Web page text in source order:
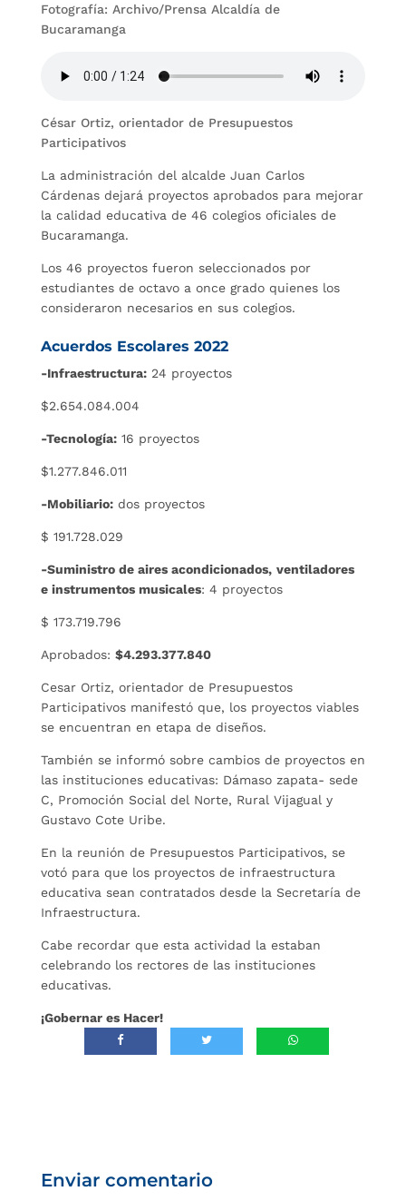
Fotografía: Archivo/Prensa Alcaldía de
Bucaramanga
César Ortiz, orientador de Presupuestos
Participativos
La administración del alcalde Juan Carlos
Cárdenas dejará proyectos aprobados para mejorar
la calidad educativa de 46 colegios oficiales de
Bucaramanga.
Los 46 proyectos fueron seleccionados por
estudiantes de octavo a once grado quienes los
consideraron necesarios en sus colegios.
Acuerdos Escolares 2022
-Infraestructura:24 proyectos
$2.654.084.004
-Tecnología:16 proyectos
$1.277.846.011
-Mobiliario:dos proyectos
$ 191.728.029
-Suministro de aires acondicionados, ventiladores
e instrumentos musicales: 4 proyectos
$ 173.719.796
Aprobados: $4.293.377.840
Cesar Ortiz, orientador de Presupuestos
Participativos manifestó que, los proyectos viables
se encuentran en etapa de diseños.
También se informó sobre cambios de proyectos en
las instituciones educativas: Dámaso zapata- sede
C, Promoción Social del Norte, Rural Vijagual y
Gustavo Cote Uribe.
En la reunión de Presupuestos Participativos, se
votó para que los proyectos de infraestructura
educativa sean contratados desde la Secretaría de
Infraestructura.
Cabe recordar que esta actividad la estaban
celebrando los rectores de las instituciones
educativas.
¡Gobernar es Hacer!
Enviar comentario